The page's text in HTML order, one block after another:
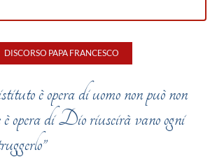
DISCORSO PAPA FRANCESCO
è opera di uomo non può non
è opera di Dio riuscirà vano ogni